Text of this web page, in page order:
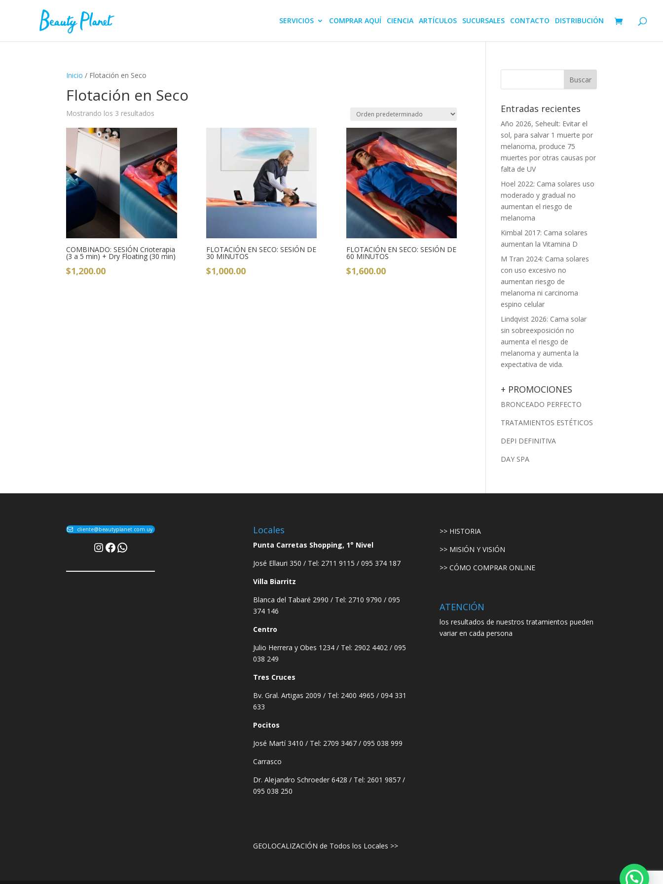
SERVICIOS COMPRAR AQUÍ CIENCIA ARTÍCULOS SUCURSALES CONTACTO DISTRIBUCIÓN
Inicio / Flotación en Seco
Flotación en Seco
Mostrando los 3 resultados
COMBINADO: SESIÓN Crioterapia
(3 a 5 min) + Dry Floating (30 min)
$1,200.00
FLOTACIÓN EN SECO: SESIÓN DE
30 MINUTOS
$1,000.00
FLOTACIÓN EN SECO: SESIÓN DE
60 MINUTOS
$1,600.00
Entradas recientes
Año 2026, Seheult: Evitar el
sol, para salvar 1 muerte por
melanoma, produce 75
muertes por otras causas por
falta de UV
Hoel 2022: Cama solares uso
moderado y gradual no
aumentan el riesgo de
melanoma
Kimbal 2017: Cama solares
aumentan la Vitamina D
M Tran 2024: Cama solares
con uso excesivo no
aumentan riesgo de
melanoma ni carcinoma
espino celular
Lindqvist 2026: Cama solar
sin sobreexposición no
aumenta el riesgo de
melanoma y aumenta la
expectativa de vida.
+ PROMOCIONES
BRONCEADO PERFECTO
TRATAMIENTOS ESTÉTICOS
DEPI DEFINITIVA
DAY SPA
cliente@beautyplanet.com.uy
Instagram
Facebook
WhatsApp
Locales
Punta Carretas Shopping, 1° Nivel
José Ellauri 350 / Tel: 2711 9115 / 095 374 187
Villa Biarritz
Blanca del Tabaré 2990 / Tel: 2710 9790 / 095
374 146
Centro
Julio Herrera y Obes 1234 / Tel: 2902 4402 / 095
038 249
Tres Cruces
Bv. Gral. Artigas 2009 / Tel: 2400 4965 / 094 331
633
Pocitos
José Martí 3410 / Tel: 2709 3467 / 095 038 999
Carrasco
Dr. Alejandro Schroeder 6428 / Tel: 2601 9857 /
095 038 250
GEOLOCALIZACIÓN de Todos los Locales >>
>> HISTORIA
>> MISIÓN Y VISIÓN
>> CÓMO COMPRAR ONLINE
ATENCIÓN
los resultados de nuestros tratamientos pueden
variar en cada persona